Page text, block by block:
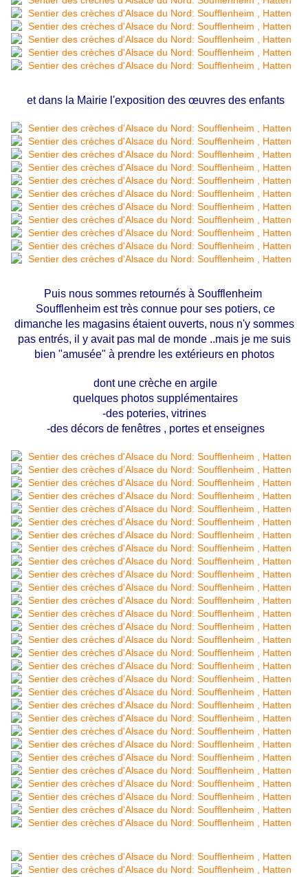
et dans la Mairie l'exposition des œuvres des enfants
Puis nous sommes retournés à Soufflenheim
Soufflenheim est très connue pour ses potiers, ce
dimanche les magasins étaient ouverts, nous n'y sommes
pas entrés, il y avait pas mal de monde ..mais je me suis
bien "amusée" à prendre les extérieurs en photos
dont une crèche en argile
quelques photos supplémentaires
-des poteries, vitrines
-des décors de fenêtres , portes et enseignes